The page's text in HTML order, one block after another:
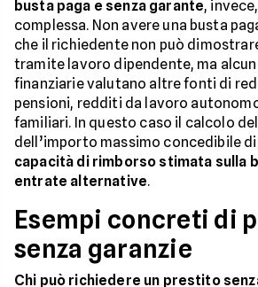
busta paga e senza garante,
complessa. Non avere una busta
che il richiedente non può
tramite lavoro dipendente, ma
finanziarie valutano altre fonti di
pensioni, redditi da lavoro
familiari. In questo caso il calcolo
dell’importo massimo concedibile
capacità di rimborso stimata sulla
entrate alternative.
Esempi concreti di
senza garanzie
Chi può richiedere un prestito